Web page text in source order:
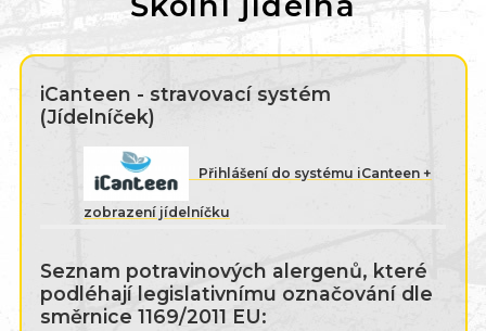
iCanteen - stravovací systém
(Jídelníček)
Přihlášení do systému iCanteen +
zobrazení jídelníčku
Seznam potravinových alergenů, které
podléhají legislativnímu označování dle
směrnice 1169/2011 EU: